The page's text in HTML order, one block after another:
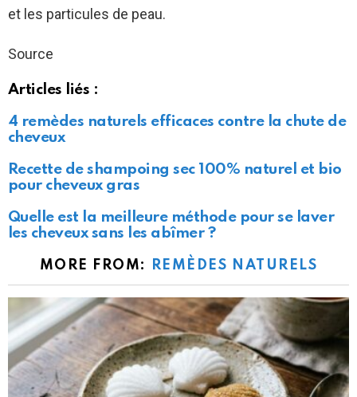
et les particules de peau.
Source
Articles liés :
4 remèdes naturels efficaces contre la chute de
cheveux
Recette de shampoing sec 100% naturel et bio
pour cheveux gras
Quelle est la meilleure méthode pour se laver
les cheveux sans les abîmer ?
MORE FROM: REMÈDES NATURELS